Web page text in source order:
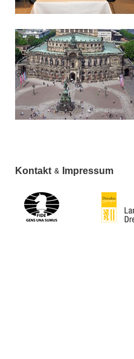
Kontakt & Impressum